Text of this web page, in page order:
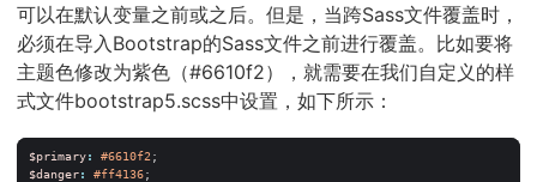
可以在默认变量之前或之后。但是，当跨Sass文件覆盖时，
必须在导入Bootstrap的Sass文件之前进行覆盖。比如要将
主题色修改为紫色（#6610f2），就需要在我们自定义的样
式文件bootstrap5.scss中设置，如下所示：
$primary: #6610f2 ;
$danger: #ff4136;